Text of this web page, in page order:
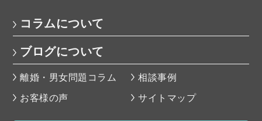
コラムについて
ブログについて
離婚・男女問題コラム
相談事例
お客様の声
サイトマップ